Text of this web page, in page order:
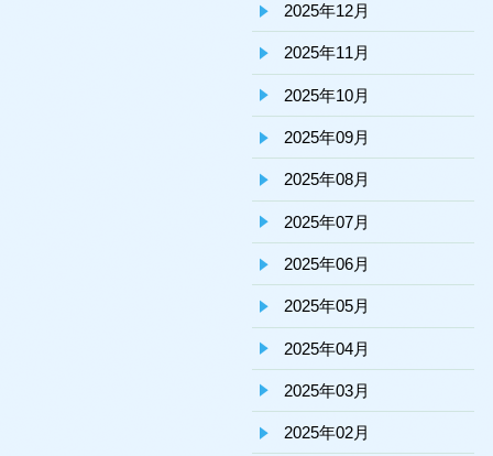
2025年12月
2025年11月
2025年10月
2025年09月
2025年08月
2025年07月
2025年06月
2025年05月
2025年04月
2025年03月
2025年02月